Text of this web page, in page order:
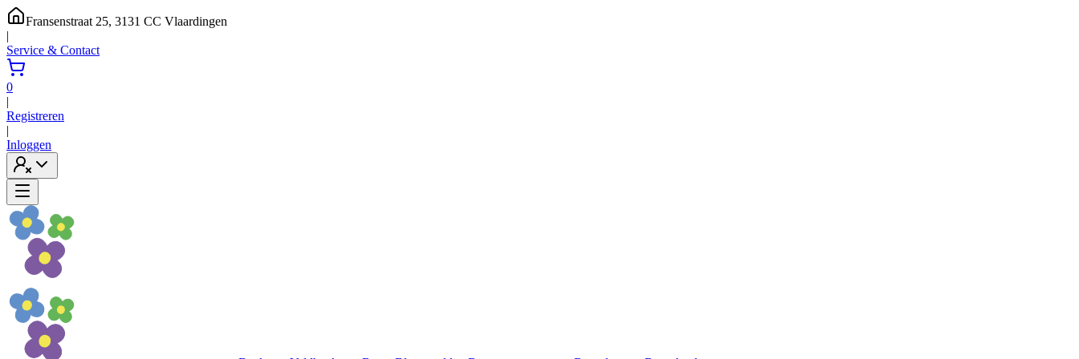
Fransenstraat 25, 3131 CC Vlaardingen
|
Service & Contact
0
|
Registreren
|
Inloggen